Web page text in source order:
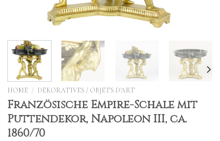
HOME / DEKORATIVES / OBJETS D'ART
Französische Empire-Schale mit
Puttendekor, Napoleon III, ca.
1860/70